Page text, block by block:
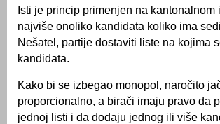
Isti je princip primenjen na
najviše onoliko kandidata koliko ima
Nešatel, partije dostaviti liste na kojima
kandidata.
Kako bi se izbegao monopol, naročito
proporcionalno, a birači imaju pravo da
jednoj listi i da dodaju jednog ili više